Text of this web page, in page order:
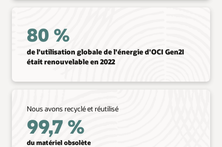
80 %
de l'utilisation globale de l'énergie d'OCI Gen2I
était renouvelable en 2022
Nous avons recyclé et réutilisé
99,7 %
du matériel obsolète